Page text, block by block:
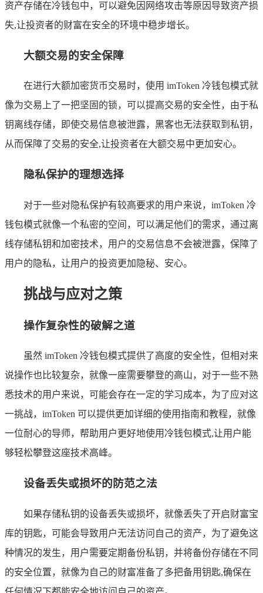
资产存储在冷钱包中，可以避免因网络攻击等原因导致资产损
失,让投资者的财富在安全的环境中稳步增长。
大额交易的安全保障
在进行大额加密货币交易时，使用 imToken 冷钱包模式就
像为交易上了一把坚固的锁，可以提高交易的安全性，由于私
钥离线存储，即使交易信息被泄露，黑客也无法获取到私钥，
从而保障了交易的安全,让投资者在大额交易中更加安心。
隐私保护的理想选择
对于一些对隐私保护有较高要求的用户来说，imToken 冷
钱包模式就像一个私密的空间，可以满足他们的需求，通过离
线存储私钥和加密技术，用户的交易信息不会被泄露，保障了
用户的隐私，让用户的投资更加隐秘、安心。
挑战与应对之策
操作复杂性的破解之道
虽然 imToken 冷钱包模式提供了高度的安全性，但相对来
说操作也比较复杂，就像一座需要攀登的高山，对于一些不熟
悉技术的用户来说，可能会存在一定的学习成本，为了应对这
一挑战，imToken 可以提供更加详细的使用指南和教程，就像
一位耐心的导师，帮助用户更好地使用冷钱包模式,让用户能
够轻松攀登这座技术高峰。
设备丢失或损坏的防范之法
如果存储私钥的设备丢失或损坏，就像丢失了开启财富宝
库的钥匙，可能会导致用户无法访问自己的资产，为了避免这
种情况的发生，用户需要定期备份私钥，并将备份存储在不同
的安全位置，就像为自己的财富准备了多把备用钥匙,确保在